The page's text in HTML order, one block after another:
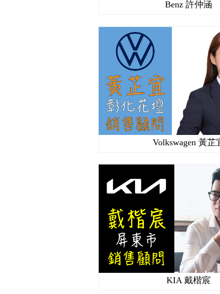
Benz 許仲涵
Volkswagen 黃芷
KIA 戴楷宸